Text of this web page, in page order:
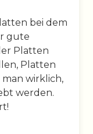
bei dem
gute
Platten
Platten
wirklich,
werden.